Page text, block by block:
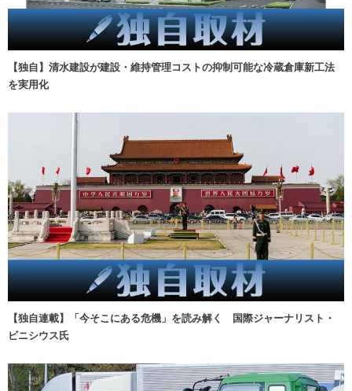
【独自】清水建設が建設・維持管理コストの抑制可能な冷蔵倉庫新工法
を実用化
【独自連載】「今そこにある危機」を読み解く 国際ジャーナリスト・
ビニシウス氏